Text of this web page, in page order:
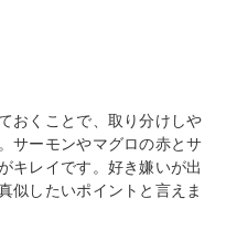
おくことで、取り分けしや
サーモンやマグロの赤とサ
キレイです。好き嫌いが出
似したいポイントと言えま